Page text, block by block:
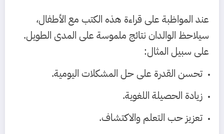
عند المواظبة على قراءة هذه الكتب مع الأطفال،
سيلاحظ الوالدان نتائج ملموسة على المدى الطويل.
على سبيل المثال:
تحسن القدرة على حل المشكلات اليومية.
زيادة الحصيلة اللغوية.
تعزيز حب التعلم والاكتشاف.